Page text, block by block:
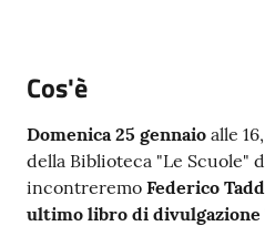
Cos'è
Domenica 25 gennaio alle
della Biblioteca "Le Scuole"
incontreremo Federico
ultimo libro di divulgazione